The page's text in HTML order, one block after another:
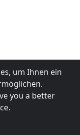
um Ihnen ein
you a better